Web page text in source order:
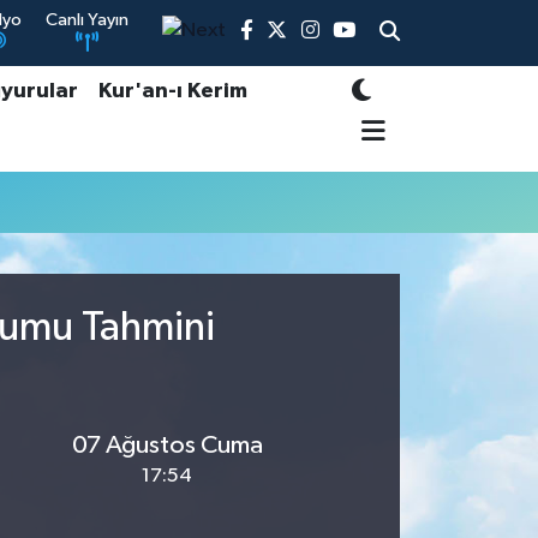
Canlı Yayın
Kur'an-ı Kerim
Tahmini
07 Ağustos Cuma
17:54